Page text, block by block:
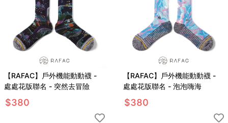
【RAFAC】戶外機能動動襪 -
處處花版聯名 - 突然去冒險
$380
【RAFAC】戶外機能動動襪 -
處處花版聯名 - 泡泡嗨海
$380